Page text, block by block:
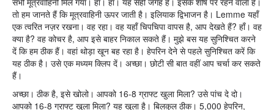
तो हम जानते हैं कि मूत्रवाहिनी ऊपर जाती है। इलियाक द्विभाजन है। Lemme यहाँ
एक त्वरित नज़र रखना। वह रहा। वह यहाँ चिपचिपा वापस है, आप देखते हैं? हाँ। वह
क्या है? वह कोचर है, आप इसे बाहर निकाल सकते हैं। मुझे बस यह सुनिश्चित करने
दें कि हम ठीक हैं। वहां थोड़ा खून बह रहा है। हेपरिन देने से पहले सुनिश्चित करें कि
यह ठीक है। उसे एक मध्यम क्लिप दें। अच्छा। छोटी सी बात वहीं आप चर्चा कर सकते
हैं।
अच्छा। ठीक है, इसे खोलो। आपको 16-8 ग्राफ्ट खुला मिला? उसे पांच दे दो।
आपको 16-8 ग्राफ्ट खुला मिला? यह खुला है। बिलकुल ठीक। 5,000 हेपरिन,